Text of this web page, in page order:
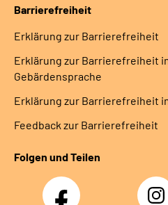
Barrierefreiheit
Erklärung zur Barrierefreiheit
Erklärung zur Barrierefreiheit
Gebärdensprache
Erklärung zur Barrierefreiheit
Feedback zur Barrierefreiheit
Folgen und Teilen
Facebook-
Kanal
Kanal